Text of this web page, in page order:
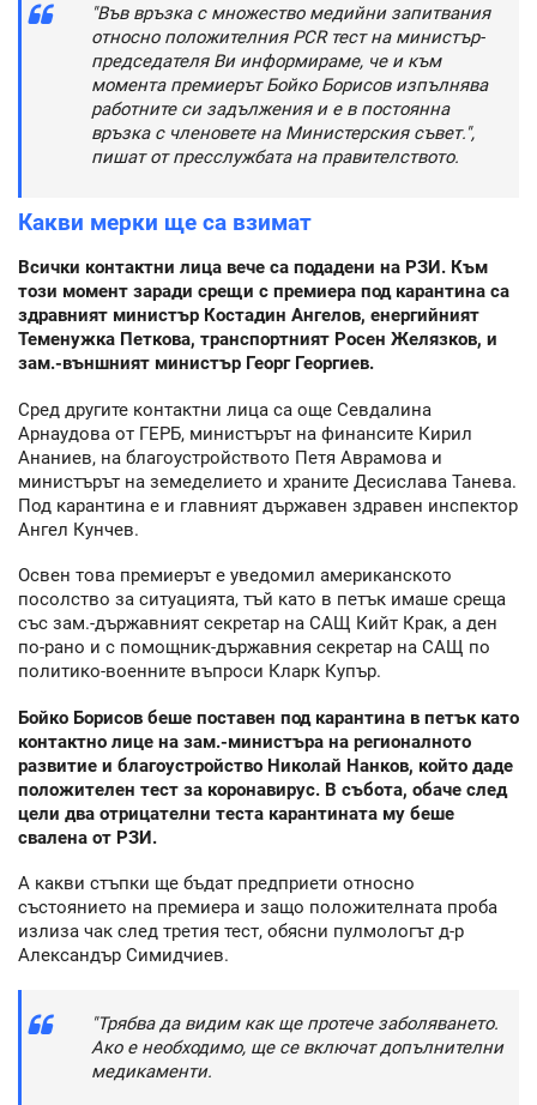
"Във връзка с множество медийни запитвания
относно положителния PCR тест на министър-
председателя Ви информираме, че и към
момента премиерът Бойко Борисов изпълнява
работните си задължения и е в постоянна
връзка с членовете на Министерския съвет.",
пишат от пресслужбата на правителството.
Какви мерки ще са взимат
Всички контактни лица вече са подадени на РЗИ. Към
този момент заради срещи с премиера под карантина са
здравният министър Костадин Ангелов, енергийният
Теменужка Петкова, транспортният Росен Желязков, и
зам.-външният министър Георг Георгиев.
Сред другите контактни лица са още Севдалина
Арнаудова от ГЕРБ, министърът на финансите Кирил
Ананиев, на благоустройството Петя Аврамова и
министърът на земеделието и храните Десислава Танева.
Под карантина е и главният държавен здравен инспектор
Ангел Кунчев.
Освен това премиерът е уведомил американското
посолство за ситуацията, тъй като в петък имаше среща
със зам.-държавният секретар на САЩ Кийт Крак, а ден
по-рано и с помощник-държавния секретар на САЩ по
политико-военните въпроси Кларк Купър.
Бойко Борисов беше поставен под карантина в петък като
контактно лице на зам.-министъра на регионалното
развитие и благоустройство Николай Нанков, който даде
положителен тест за коронавирус. В събота, обаче след
цели два отрицателни теста карантината му беше
свалена от РЗИ.
А какви стъпки ще бъдат предприети относно
състоянието на премиера и защо положителната проба
излиза чак след третия тест, обясни пулмологът д-р
Александър Симидчиев.
"Трябва да видим как ще протече заболяването.
Ако е необходимо, ще се включат допълнителни
медикаменти.